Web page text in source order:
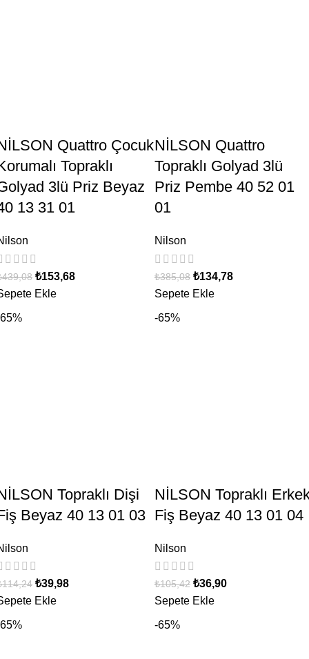
Quattro Çocuk
Topraklı
3lü Priz Beyaz
13 31 01
439,08 ₺153,68
Ekle
NİLSON Quattro
Topraklı Golyad 3lü
Priz Pembe 40 52 01
01
Nilson
₺385,08 ₺134,78
Sepete Ekle
Topraklı Dişi
Beyaz 40 13 01 03
114,24 ₺39,98
Ekle
-65%
NİLSON Topraklı
Fiş Beyaz 40 13 01 04
Nilson
₺105,42 ₺36,90
Sepete Ekle
-65%